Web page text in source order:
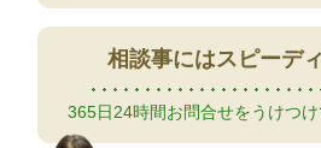
相談事にはスピーデ
365日24時間お問合せをうけつけ